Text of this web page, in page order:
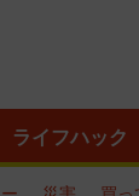
ライフハック